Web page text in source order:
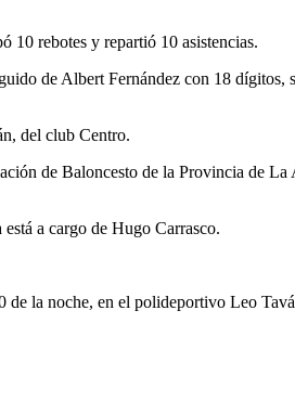
10 rebotes y repartió 10 asistencias.
de Albert Fernández con 18 dígitos,
del club Centro.
de Baloncesto de la Provincia de
a cargo de Hugo Carrasco.
de la noche, en el polideportivo Leo